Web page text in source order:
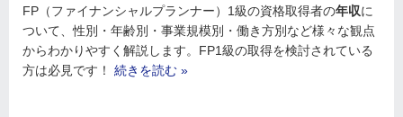
FP（ファイナンシャルプランナー）1級の資格取得者の年収に
ついて、性別・年齢別・事業規模別・働き方別など様々な観点
からわかりやすく解説します。FP1級の取得を検討されている
方は必見です！ 続きを読む »